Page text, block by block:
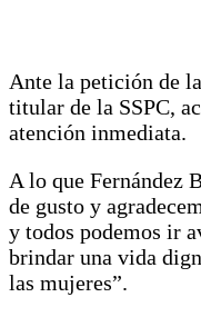
Ante la petición de
titular de la SSPC,
atención inmediata.
A lo que Fernández
de gusto y
y todos podemos ir
brindar una vida
las mujeres”.